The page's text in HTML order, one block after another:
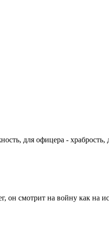
для офицера -
он смотрит на войну как на